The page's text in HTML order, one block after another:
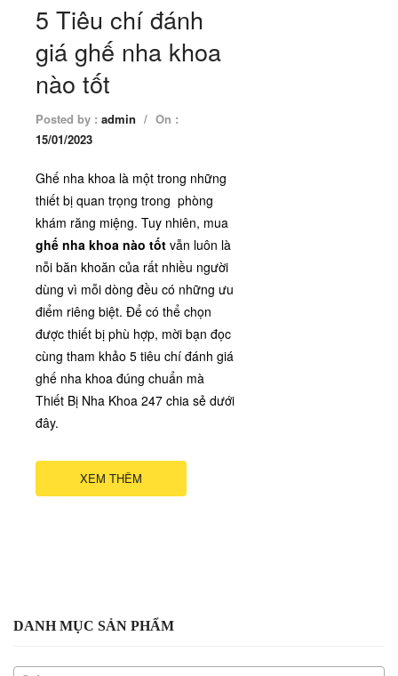
5 Tiêu chí đánh
giá ghế nha khoa
nào tốt
Posted by : admin / On :
15/01/2023
Ghế nha khoa là một trong những
thiết bị quan trọng trong phòng
khám răng miệng. Tuy nhiên, mua
ghế nha khoa nào tốt vẫn luôn là
nỗi băn khoăn của rất nhiều người
dùng vì mỗi dòng đều có những ưu
điểm riêng biệt. Để có thể chọn
được thiết bị phù hợp, mời bạn đọc
cùng tham khảo 5 tiêu chí đánh giá
ghế nha khoa đúng chuẩn mà
Thiết Bị Nha Khoa 247 chia sẻ dưới
đây.
XEM THÊM
DANH MỤC SẢN PHẨM